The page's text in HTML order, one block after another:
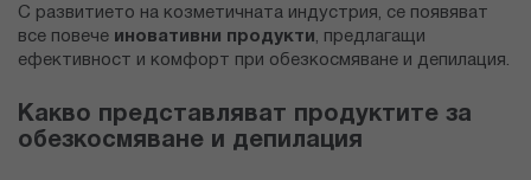
С развитието на козметичната индустрия, се появяват
все повече иновативни продукти, предлагащи
ефективност и комфорт при обезкосмяване и депилация.
Какво представляват продуктите за
обезкосмяване и депилация